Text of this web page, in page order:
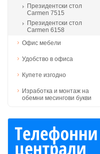
Президентски стол
Carmen 7515
Президентски стол
Carmen 6158
Офис мебели
Удобство в офиса
Купете изгодно
Изработка и монтаж на
обемни месингови букви